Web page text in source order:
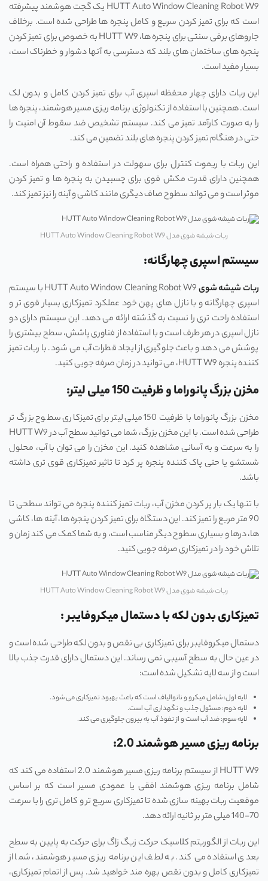
HUTT Auto Window Cleaning Robot W9 یک گجت هوشمند پیشرفته
است که برای تمیز کردن سریع و کامل پنجره ‌ها طراحی شده است. برخلاف
جاروهای برقی سنتی برای پنجره‌ ها، HUTT W9 به خصوص برای تمیز کردن
پنجره‌ های ساختمان‌ های بلند که دسترسی به آنها دشوار و خطرناک است،
بسیار مفید است.
این ربات دارای چهار محفظه اسپری آب برای تمیز کردن کامل و بدون لک
است. همچنین با استفاده از تکنولوژی برنامه ریزی مسیر هوشمند، پنجره ها
را به صورت کارآمد تمیز می کند. سیستم تشخیص ضد سقوط آن امنیت را
حتی در هنگام تمیز کردن پنجره های بلند تضمین می کند.
این ربات با ریموت کنترل برای سهولت در استفاده و راحتی همراه است.
همچنین دارای قدرت مکش قوی برای چسبیدن به پنجره ها و تمیز کردن
موثر است و می تواند سطوح صاف دیگری مانند کاشی و آینه را نیز تمیز کند.
ربات شیشه شوی مدل HUTT Auto Window Cleaning Robot W9
سیستم اسپری چهارگانه:
ربات شیشه شوی
HUTT Auto Window Cleaning Robot W9 با سیستم
اسپری چهارگانه و با نازل‌ های پهن خود عملکرد تمیزکاری بسیار قوی ‌تر و
استفاده راحت ‌تری را نسبت به گذشته ارائه می ‌دهد. این سیستم دارای دو
نازل اسپری در هر طرف است و با استفاده از فناوری پاشش، سطح بیشتری را
پوشش می ‌دهد و باعث جلوگیری از ایجاد قطرات آب می‌ شود. با ربات تمیز
کننده پنجره HUTT W9، می ‌توانید در زمان صرفه ‌جویی کنید.
مخزن بزرگ پانوراما و ظرفیت 150 میلی ‌لیتر:
مخزن بزرگ پانوراما با ظرفیت 150 میلی‌ لیتر برای تمیزکاری سطوح بزرگ ‌تر
طراحی شده است. با این مخزن بزرگ، شما می ‌توانید سطح آب در HUTT W9
را به سرعت و به آسانی مشاهده کنید. این مخزن را می‌ توان با آب، محلول
شستشو یا حتی پاک‌ کننده پنجره پر کرد تا تاثیر تمیزکاری قوی ‌تری داشته
باشد.
با تنها یک بار پر کردن مخزن آب، ربات تمیز کننده پنجره می ‌تواند سطحی تا
90 متر مربع را تمیز کند. این دستگاه برای تمیز کردن پنجره‌ ها، آینه‌ ها، کاشی
‌ها، درها و بسیاری سطوح دیگر مناسب است، و به شما کمک می ‌کند زمان و
تلاش خود را در تمیزکاری صرفه ‌جویی کنید.
ربات شیشه شوی مدل HUTT Auto Window Cleaning Robot W9
تمیزکاری بدون لکه با دستمال میکروفایبر :
دستمال میکروفایبر برای تمیزکاری بی‌ نقص و بدون لکه طراحی شده است و
در عین حال به سطح آسیبی نمی‌ رساند. این دستمال دارای قدرت جذب بالا
است و از سه لایه تشکیل شده است:
لایه اول: شامل میکرو و نانوالیاف است که باعث بهبود تمیزکاری می‌ شود.
لایه دوم: مسئول جذب و نگهداری آب است.
لایه سوم: ضد آب است و از نفوذ آب به بیرون جلوگیری می‌ کند.
‌برنامه ریزی مسیر هوشمند 2.0:
HUTT W9 از سیستم برنامه ‌ریزی مسیر هوشمند 2.0 استفاده می ‌کند که
شامل برنامه ‌ریزی هوشمند افقی یا عمودی مسیر است که بر اساس
موقعیت ربات بهینه ‌سازی شده تا تمیزکاری سریع ‌تر و کامل ‌تری را با سرعت
70-140 میلی‌ متر بر ثانیه ارائه دهد.
این ربات از الگوریتم کلاسیک حرکت زیگ ‌زاگ برای حرکت به پایین به سطح
بعدی استفاده می‌ کند. به لطف این برنامه‌ ریزی مسیر هوشمند، شما از
تمیزکاری کامل و بدون نقص بهره‌ مند خواهید شد. پس از اتمام تمیزکاری،